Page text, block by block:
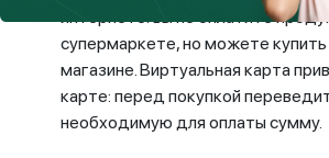
интернете: вы не оплатите
супермаркете, но можете
магазине. Виртуальная карта
карте: перед покупкой
необходимую для оплаты сумму.